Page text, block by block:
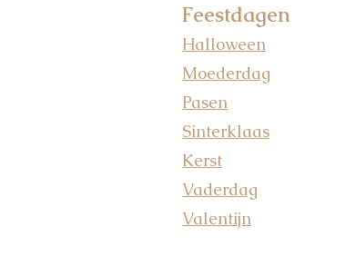
Feestdagen
Halloween
Moederdag
Pasen
Sinterklaas
Kerst
Vaderdag
Valentijn